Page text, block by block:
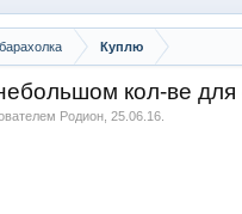
Рыболовные м-ны, ТМ, барахолка Куплю
кол-ве
Родион, 25.06.16.